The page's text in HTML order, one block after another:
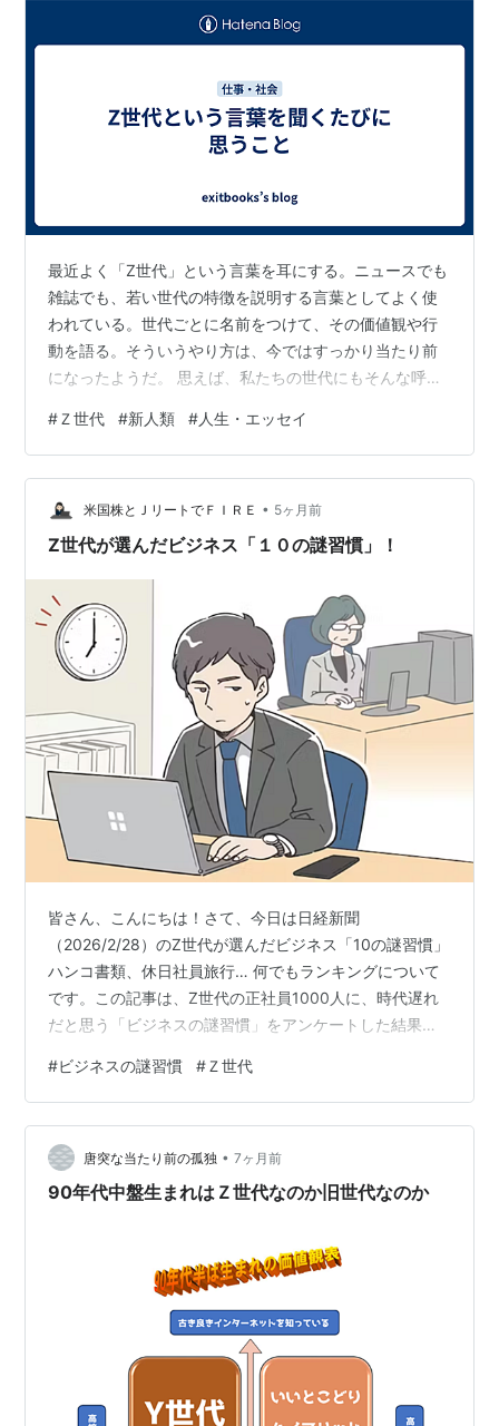
最近よく「Z世代」という言葉を耳にする。ニュースでも
雑誌でも、若い世代の特徴を説明する言葉としてよく使
われている。世代ごとに名前をつけて、その価値観や行
動を語る。そういうやり方は、今ではすっかり当たり前
になったようだ。 思えば、私たちの世代にもそんな呼び
れていた。 今の若い人にはあまりピンとこない言葉かも
しれないが、当時はよく使われていた。会社に入ると、
上の世代から「最近の新人類は…」などと言われたもの
だ。どこか、理解しにくい若者という意味合いも含まれ
ていたように思う。 考えてみれば、世代に名前をつける
#Ｚ世代 #新人類 #人生・エッセイ
米国株とＪリートでＦＩＲＥ • 5ヶ月前
Z世代が選んだビジネス「１０の謎習慣」！
皆さん、こんにちは！さて、今日は日経新聞
（2026/2/28）のZ世代が選んだビジネス「10の謎習慣」
ハンコ書類、休日社員旅行… 何でもランキングについて
です。この記事は、Z世代の正社員1000人に、時代遅れ
だと思う「ビジネスの謎習慣」をアンケートした結果を
たので紹介します。・・・？？？＜Z世代が選んだビジネ
ス「１０の謎習慣」！＞1位 上司が帰るまで帰れない雰囲
気2位 有休申請時の「申し訳ありません」3位 今もなお残
るハンコ必須の紙書類4位 面識がなくても「お世話にな
っております」と書くメール5位 休日の社員旅行や社内
#ビジネスの謎習慣 #Ｚ世代
唐突な当たり前の孤独 • 7ヶ月前
90年代中盤生まれはＺ世代なのか旧世代なのか